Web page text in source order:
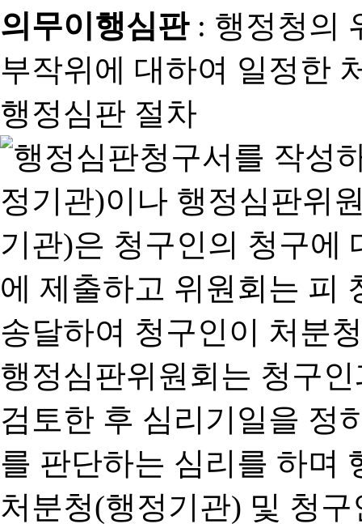
의무이행심판: 행정청의
부작위에 대하여 일정한
행정심판 절차